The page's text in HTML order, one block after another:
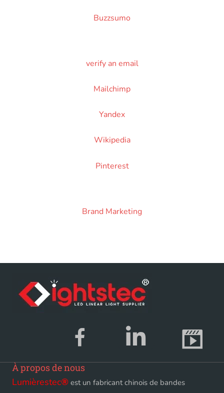
Buzzsumo
verify an email
Mailchimp
Yandex
Wikipedia
Pinterest
Brand Marketing
À propos de nous
Lumièrestec® est un fabricant chinois de bandes